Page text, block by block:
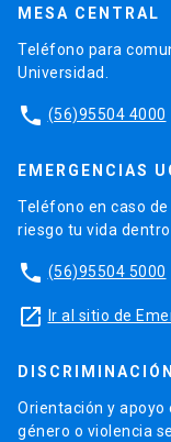
MESA CENTRAL
Teléfono para
Universidad.
phone (56)95504 4000
EMERGENCIAS
Teléfono en caso
riesgo tu vida
phone (56)95504 5000
launch Ir al sitio de
Orientación y apoyo
género o violencia